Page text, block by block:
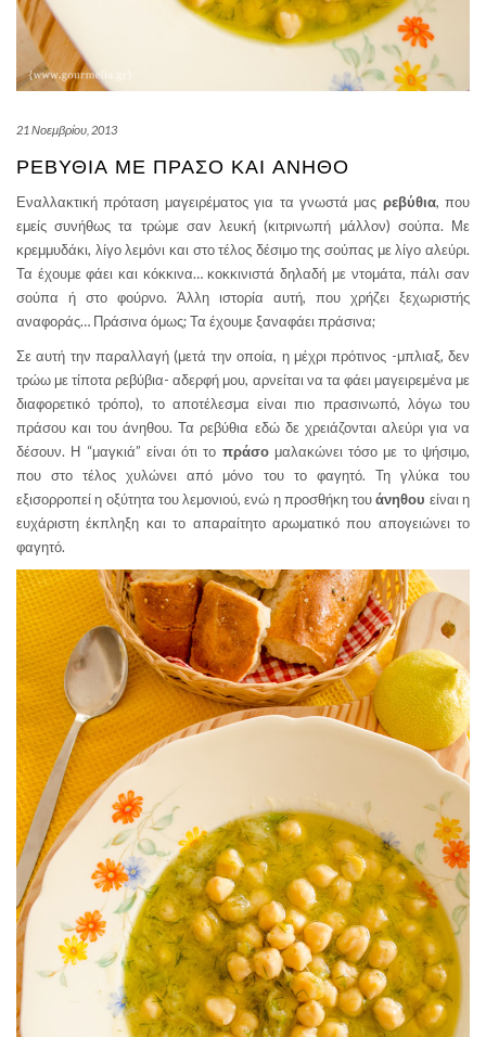
21 Νοεμβρίου, 2013
ΡΕΒΎΘΙΑ ΜΕ ΠΡΆΣΟ ΚΑΙ ΆΝΗΘΟ
Εναλλακτική πρόταση μαγειρέματος για τα γνωστά μας ρεβύθια, που
εμείς συνήθως τα τρώμε σαν λευκή (κιτρινωπή μάλλον) σούπα. Με
κρεμμυδάκι, λίγο λεμόνι και στο τέλος δέσιμο της σούπας με λίγο αλεύρι.
Τα έχουμε φάει και κόκκινα… κοκκινιστά δηλαδή με ντομάτα, πάλι σαν
σούπα ή στο φούρνο. Άλλη ιστορία αυτή, που χρήζει ξεχωριστής
αναφοράς… Πράσινα όμως; Τα έχουμε ξαναφάει πράσινα;
Σε αυτή την παραλλαγή (μετά την οποία, η μέχρι πρότινος -μπλιαξ, δεν
τρώω με τίποτα ρεβύβια- αδερφή μου, αρνείται να τα φάει μαγειρεμένα με
διαφορετικό τρόπο), το αποτέλεσμα είναι πιο πρασινωπό, λόγω του
πράσου και του άνηθου. Τα ρεβύθια εδώ δε χρειάζονται αλεύρι για να
δέσουν. Η “μαγκιά” είναι ότι το πράσομαλακώνει τόσο με το ψήσιμο,
που στο τέλος χυλώνει από μόνο του το φαγητό. Τη γλύκα του
εξισορροπεί η οξύτητα του λεμονιού, ενώ η προσθήκη τουάνηθου είναι η
ευχάριστη έκπληξη και το απαραίτητο αρωματικό που απογειώνει το
φαγητό.